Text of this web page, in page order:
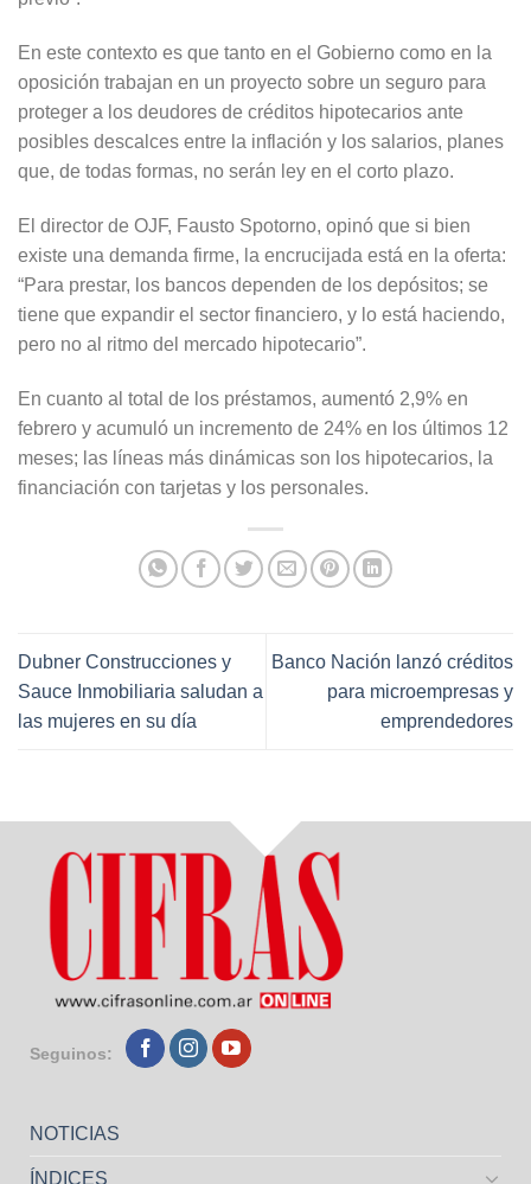
En este contexto es que tanto en el Gobierno como en la
oposición trabajan en un proyecto sobre un seguro para
proteger a los deudores de créditos hipotecarios ante
posibles descalces entre la inflación y los salarios, planes
que, de todas formas, no serán ley en el corto plazo.
El director de OJF, Fausto Spotorno, opinó que si bien
existe una demanda firme, la encrucijada está en la oferta:
“Para prestar, los bancos dependen de los depósitos; se
tiene que expandir el sector financiero, y lo está haciendo,
pero no al ritmo del mercado hipotecario”.
En cuanto al total de los préstamos, aumentó 2,9% en
febrero y acumuló un incremento de 24% en los últimos 12
meses; las líneas más dinámicas son los hipotecarios, la
financiación con tarjetas y los personales.
Dubner Construcciones y
Sauce Inmobiliaria saludan a
las mujeres en su día
Banco Nación lanzó créditos
para microempresas y
emprendedores
Seguinos:
NOTICIAS
ÍNDICES